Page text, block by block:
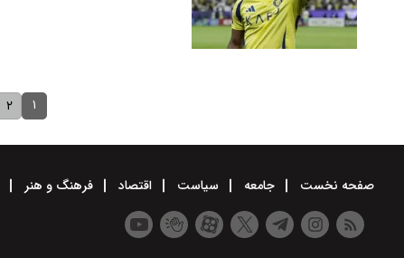
۱ ۲
صفحه نخست جامعه سیاست اقتصاد فرهنگ و هنر